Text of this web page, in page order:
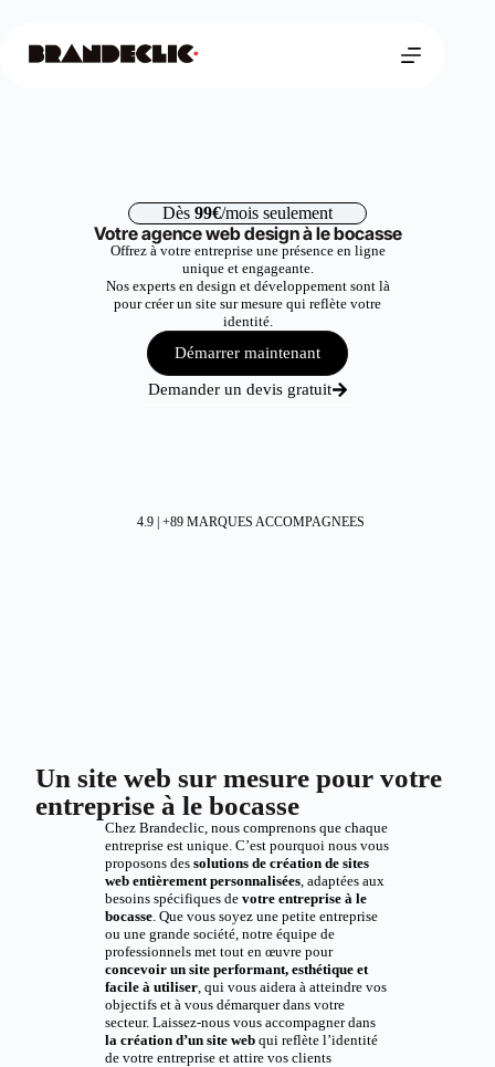
Dès 99€/mois seulement
Votre agence web design à le bocasse
Offrez à votre entreprise une présence en ligne
unique et engageante.
Nos experts en design et développement sont là
pour créer un site sur mesure qui reflète votre
identité.
Démarrer maintenant
Demander un devis gratuit
4.9 | +89 MARQUES ACCOMPAGNEES
Un site web sur mesure pour votre
entreprise à le bocasse
Chez Brandeclic, nous comprenons que chaque
entreprise est unique. C’est pourquoi nous vous
proposons des solutions de création de sites
web entièrement personnalisées, adaptées aux
besoins spécifiques de votre entreprise à le
bocasse. Que vous soyez une petite entreprise
ou une grande société, notre équipe de
professionnels met tout en œuvre pour
concevoir un site performant, esthétique et
facile à utiliser, qui vous aidera à atteindre vos
objectifs et à vous démarquer dans votre
secteur. Laissez-nous vous accompagner dans
la création d’un site webqui reflète l’identité
de votre entreprise et attire vos clients